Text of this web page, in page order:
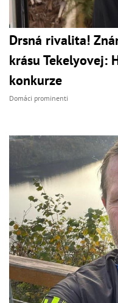
Drsná rivalita!
krásu Tekelyovej:
konkurze
Domáci prominenti